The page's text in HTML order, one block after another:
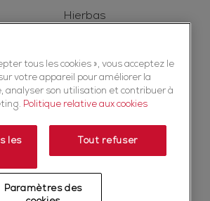
Hierbas
(McCormick & Company, Inc). Todos los
Política de cookies
tous les cookies », vous acceptez le
votre appareil pour améliorer la
analyser son utilisation et contribuer à
Politique relative aux cookies
les
Tout refuser
Paramètres des